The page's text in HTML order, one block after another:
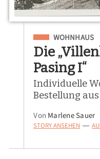
Eingeordnet unter
WOHNHAUS
Die
Pasing I“
Individuelle
Bestellung
Von Marlene Sauer
STORY ANSEHEN —